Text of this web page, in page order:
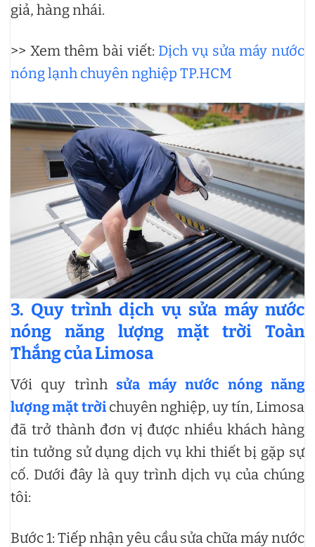
giả, hàng nhái.
>> Xem thêm bài viết: Dịch vụ sửa máy nước
nóng lạnh chuyên nghiệp TP.HCM
3. Quy trình dịch vụ sửa máy nước
nóng năng lượng mặt trời Toàn
Thắng của Limosa
Với quy trình sửa máy nước nóng năng
lượng mặt trời chuyên nghiệp, uy tín, Limosa
đã trở thành đơn vị được nhiều khách hàng
tin tưởng sử dụng dịch vụ khi thiết bị gặp sự
cố. Dưới đây là quy trình dịch vụ của chúng
tôi:
Bước 1: Tiếp nhận yêu cầu sửa chữa máy nước